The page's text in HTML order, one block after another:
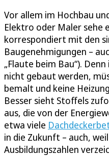
Vor allem im Hochbau
Elektro oder Maler sehe
korrespondiert mit den
Baugenehmigungen –
„Flaute beim Bau“).
nicht gebaut werden,
bemalt und keine
Besser sieht Stoffels
aus, die von der
etwa viele
in die Zukunft – auch,
Ausbildungszahlen